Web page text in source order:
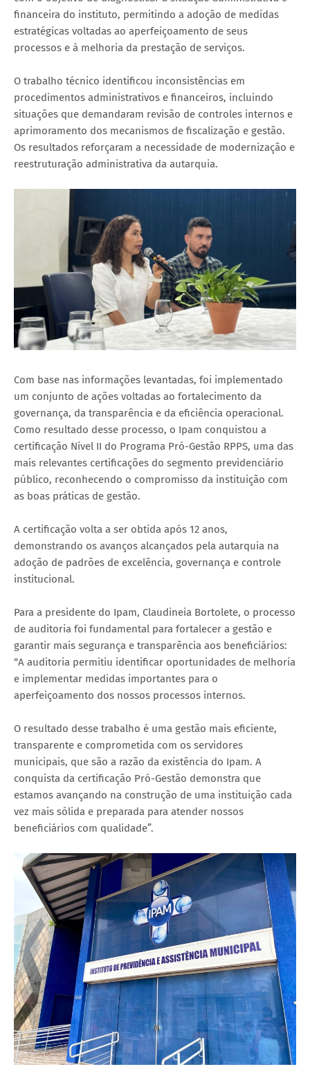
financeira do instituto, permitindo a adoção de medidas
estratégicas voltadas ao aperfeiçoamento de seus
processos e à melhoria da prestação de serviços.
O trabalho técnico identificou inconsistências em
procedimentos administrativos e financeiros, incluindo
situações que demandaram revisão de controles internos e
aprimoramento dos mecanismos de fiscalização e gestão.
Os resultados reforçaram a necessidade de modernização e
reestruturação administrativa da autarquia.
Com base nas informações levantadas, foi implementado
um conjunto de ações voltadas ao fortalecimento da
governança, da transparência e da eficiência operacional.
Como resultado desse processo, o Ipam conquistou a
certificação Nível II do Programa Pró-Gestão RPPS, uma das
mais relevantes certificações do segmento previdenciário
público, reconhecendo o compromisso da instituição com
as boas práticas de gestão.
A certificação volta a ser obtida após 12 anos,
demonstrando os avanços alcançados pela autarquia na
adoção de padrões de excelência, governança e controle
institucional.
Para a presidente do Ipam, Claudineia Bortolete, o processo
de auditoria foi fundamental para fortalecer a gestão e
garantir mais segurança e transparência aos beneficiários:
“A auditoria permitiu identificar oportunidades de melhoria
e implementar medidas importantes para o
aperfeiçoamento dos nossos processos internos.
O resultado desse trabalho é uma gestão mais eficiente,
transparente e comprometida com os servidores
municipais, que são a razão da existência do Ipam. A
conquista da certificação Pró-Gestão demonstra que
estamos avançando na construção de uma instituição cada
vez mais sólida e preparada para atender nossos
beneficiários com qualidade”.